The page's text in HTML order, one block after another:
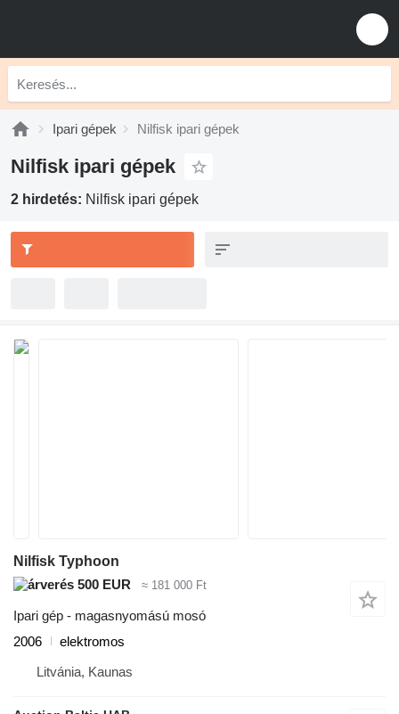
Ipari gépek Nilfisk ipari gépek
Nilfisk ipari gépek
2 hirdetés: Nilfisk ipari gépek
Nilfisk Typhoon
500 EUR
≈ 181 000 Ft
Ipari gép - magasnyomású mosó
2006
elektromos
Litvánia, Kaunas